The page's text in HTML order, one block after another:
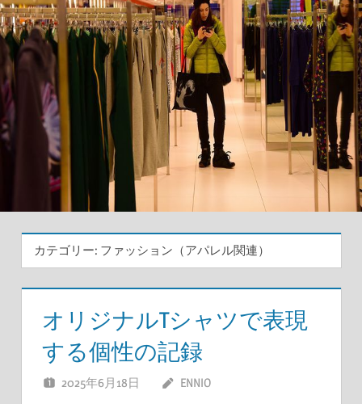
ッ
プ
カテゴリー: ファッション（アパレル関連）
オリジナルTシャツで表現
する個性の記録
2025年6月18日 ENNIO